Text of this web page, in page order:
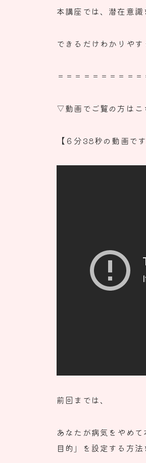
本講座では、 潜在意識
できるだけわかりやす
＝＝＝＝＝＝＝＝＝＝
▽動画でご覧の方は
【６分38秒の動画です
前回までは、
あなたが病気をやめて
目的」 を設定する方法